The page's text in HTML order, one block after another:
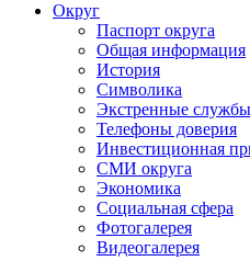
Округ
Паспорт округа
Общая информация
История
Символика
Экстренные службы
Телефоны доверия
Инвестиционная
СМИ округа
Экономика
Социальная сфера
Фотогалерея
Видеогалерея